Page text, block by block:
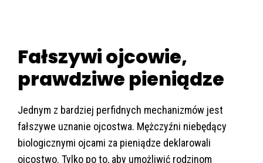
Fałszywi ojcowie,
prawdziwe pieniądze
Jednym z bardziej perfidnych mechanizmów jest
fałszywe uznanie ojcostwa. Mężczyźni niebędący
biologicznymi ojcami za pieniądze deklarowali
ojcostwo. Tylko po to, aby umożliwić rodzinom